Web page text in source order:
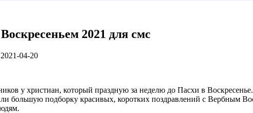
2021 для смс
2021-04-20
у христиан, который праздную за неделю до Пасхи в
большую подборку красивых, коротких поздравлений с Вербным